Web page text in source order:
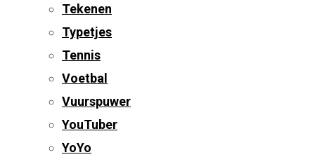
Tekenen
Typetjes
Tennis
Voetbal
Vuurspuwer
YouTuber
YoYo